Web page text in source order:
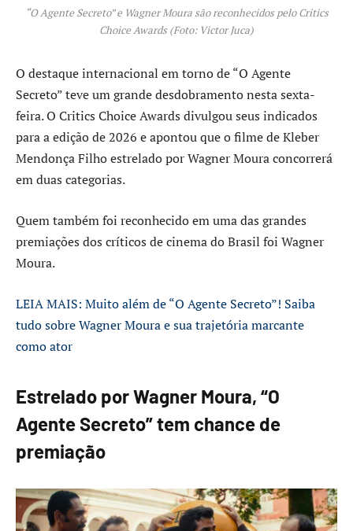
“O Agente Secreto” e Wagner Moura são reconhecidos pelo Critics
Choice Awards (Foto: Victor Juca)
O destaque internacional em torno de “O Agente
Secreto” teve um grande desdobramento nesta sexta-
feira. O Critics Choice Awards divulgou seus indicados
para a edição de 2026 e apontou que o filme de Kleber
Mendonça Filho estrelado por Wagner Moura concorrerá
em duas categorias.
Quem também foi reconhecido em uma das grandes
premiações dos críticos de cinema do Brasil foi Wagner
Moura.
LEIA MAIS: Muito além de “O Agente Secreto”! Saiba
tudo sobre Wagner Moura e sua trajetória marcante
como ator
Estrelado por Wagner Moura, “O
Agente Secreto” tem chance de
premiação